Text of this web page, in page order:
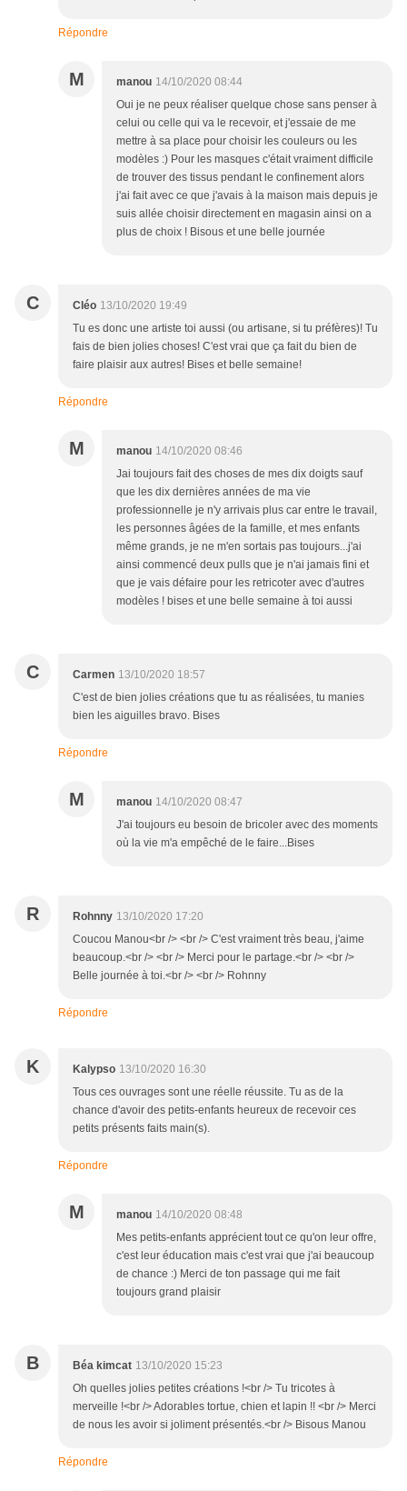
Répondre
M manou 14/10/2020 08:44
Oui je ne peux réaliser quelque chose sans penser à
celui ou celle qui va le recevoir, et j'essaie de me
mettre à sa place pour choisir les couleurs ou les
modèles :) Pour les masques c'était vraiment difficile
de trouver des tissus pendant le confinement alors
j'ai fait avec ce que j'avais à la maison mais depuis je
suis allée choisir directement en magasin ainsi on a
plus de choix ! Bisous et une belle journée
C Cléo 13/10/2020 19:49
Tu es donc une artiste toi aussi (ou artisane, si tu préfères)! Tu
fais de bien jolies choses! C'est vrai que ça fait du bien de
faire plaisir aux autres! Bises et belle semaine!
Répondre
M manou 14/10/2020 08:46
Jai toujours fait des choses de mes dix doigts sauf
que les dix dernières années de ma vie
professionnelle je n'y arrivais plus car entre le travail,
les personnes âgées de la famille, et mes enfants
même grands, je ne m'en sortais pas toujours...j'ai
ainsi commencé deux pulls que je n'ai jamais fini et
que je vais défaire pour les retricoter avec d'autres
modèles ! bises et une belle semaine à toi aussi
C Carmen 13/10/2020 18:57
C'est de bien jolies créations que tu as réalisées, tu manies
bien les aiguilles bravo. Bises
Répondre
M manou 14/10/2020 08:47
J'ai toujours eu besoin de bricoler avec des moments
où la vie m'a empêché de le faire...Bises
R Rohnny 13/10/2020 17:20
Coucou Manou<br /> <br /> C'est vraiment très beau, j'aime
beaucoup.<br /> <br /> Merci pour le partage.<br /> <br />
Belle journée à toi.<br /> <br /> Rohnny
Répondre
K Kalypso 13/10/2020 16:30
Tous ces ouvrages sont une réelle réussite. Tu as de la
chance d'avoir des petits-enfants heureux de recevoir ces
petits présents faits main(s).
Répondre
M manou 14/10/2020 08:48
Mes petits-enfants apprécient tout ce qu'on leur offre,
c'est leur éducation mais c'est vrai que j'ai beaucoup
de chance :) Merci de ton passage qui me fait
toujours grand plaisir
B Béa kimcat 13/10/2020 15:23
Oh quelles jolies petites créations !<br /> Tu tricotes à
merveille !<br /> Adorables tortue, chien et lapin !! <br /> Merci
de nous les avoir si joliment présentés.<br /> Bisous Manou
Répondre